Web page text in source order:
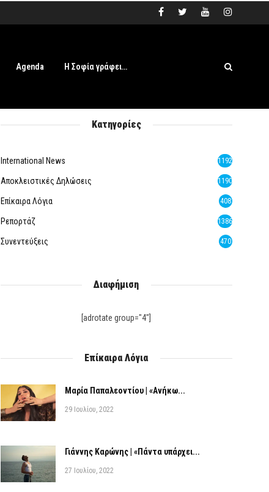
Agenda Η Σοφία γράφει…
Κατηγορίες
International News 1192
Αποκλειστικές Δηλώσεις 1190
Επίκαιρα Λόγια 408
Ρεπορτάζ 1386
Συνεντεύξεις 470
Διαφήμιση
[adrotate group="4"]
Επίκαιρα Λόγια
Μαρία Παπαλεοντίου | «Ανήκω...
29 Ιουλίου, 2022
Γιάννης Καρώνης | «Πάντα υπάρχει...
27 Ιουλίου, 2022